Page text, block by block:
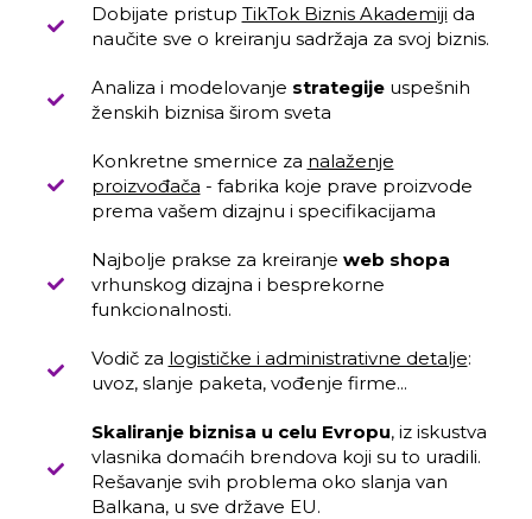
Dobijate pristup TikTok Biznis Akademiji da
naučite sve o kreiranju sadržaja za svoj biznis.
Analiza i modelovanje strategijeuspešnih
ženskih biznisa širom sveta
Konkretne smernice za nalaženje
proizvođača - fabrika koje prave proizvode
prema vašem dizajnu i specifikacijama
Najbolje prakse za kreiranje web shopa
vrhunskog dizajna i besprekorne
funkcionalnosti.
Vodič za logističke i administrativne detalje:
uvoz, slanje paketa, vođenje firme...
Skaliranje biznisa u celu Evropu, iz iskustva
vlasnika domaćih brendova koji su to uradili.
Rešavanje svih problema oko slanja van
Balkana, u sve države EU.